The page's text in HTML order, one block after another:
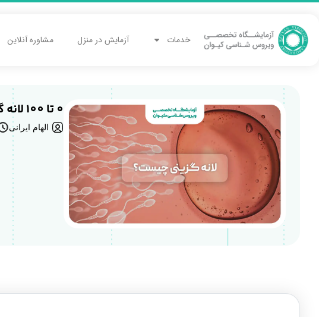
خدمات آزمایش در منزل مشاوره آنلاین
0 تا 100 لانه گزینی و علائم آن که باید بدانید!
الهام ایرانی